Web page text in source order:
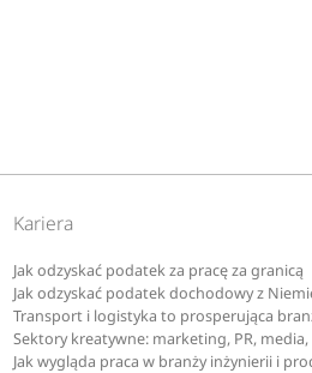
Kariera
Jak odzyskać podatek za pracę za granicą
Jak odzyskać podatek dochodowy z
Transport i logistyka to prosperująca
Sektory kreatywne: marketing, PR,
Jak wygląda praca w branży inżynierii i